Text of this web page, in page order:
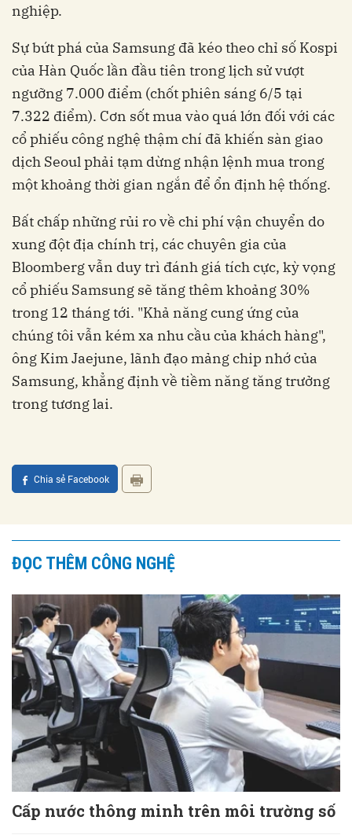
nghiệp.
Sự bứt phá của Samsung đã kéo theo chỉ số Kospi
của Hàn Quốc lần đầu tiên trong lịch sử vượt
ngưỡng 7.000 điểm (chốt phiên sáng 6/5 tại
7.322 điểm). Cơn sốt mua vào quá lớn đối với các
cổ phiếu công nghệ thậm chí đã khiến sàn giao
dịch Seoul phải tạm dừng nhận lệnh mua trong
một khoảng thời gian ngắn để ổn định hệ thống.
Bất chấp những rủi ro về chi phí vận chuyển do
xung đột địa chính trị, các chuyên gia của
Bloomberg vẫn duy trì đánh giá tích cực, kỳ vọng
cổ phiếu Samsung sẽ tăng thêm khoảng 30%
trong 12 tháng tới. "Khả năng cung ứng của
chúng tôi vẫn kém xa nhu cầu của khách hàng",
ông Kim Jaejune, lãnh đạo mảng chip nhớ của
Samsung, khẳng định về tiềm năng tăng trưởng
trong tương lai.
Chia sẻ Facebook
ĐỌC THÊM CÔNG NGHỆ
Cấp nước thông minh trên môi trường số